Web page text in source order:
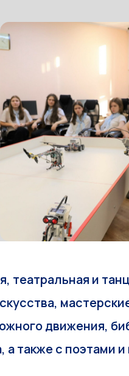
театральная и
движения,
а также с